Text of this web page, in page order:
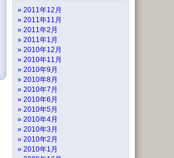
2011年12月
2011年11月
2011年2月
2011年1月
2010年12月
2010年11月
2010年9月
2010年8月
2010年7月
2010年6月
2010年5月
2010年4月
2010年3月
2010年2月
2010年1月